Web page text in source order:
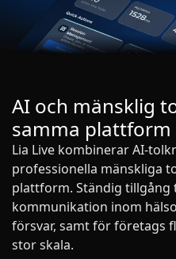
Transkribering
Dataservice
Förbättra AI med tillförlitliga
Alla lösningar
Lösningar per Bransch
AI-datatjänster
Meet Lia
Bemästra AI-driven
varumärken
Tips för att frigöra effektivitet,
Kontor
Frilansmöjligheter
Bli en del av vårt globala
AI och mänsklig
samma plattform
Lia Live kombinerar AI-
professionella mänskliga
plattform. Ständig
kommunikation inom
försvar, samt för företags
stor skala.